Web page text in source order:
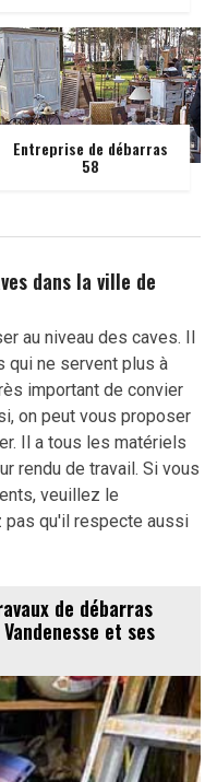
Entreprise de débarras
58
dans la ville de
au niveau des caves. Il
qui ne servent plus à
important de convier
on peut vous proposer
Il a tous les matériels
rendu de travail. Si vous
veuillez le
pas qu'il respecte aussi
de débarras
et ses